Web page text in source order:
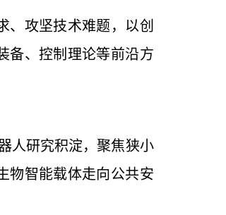
、攻坚技术难题，以创
备、控制理论等前沿方
人研究积淀，聚焦狭小
物智能载体走向公共安